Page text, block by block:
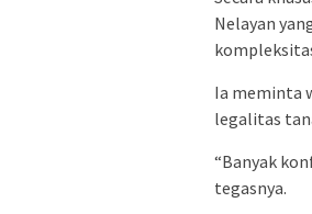
Nelayan
Ia meminta
legalitas
“Banyak
tegasnya.